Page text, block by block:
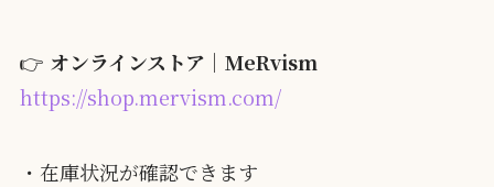
👉 オンラインストア｜MeRvism
https://shop.mervism.com/
・在庫状況が確認できます